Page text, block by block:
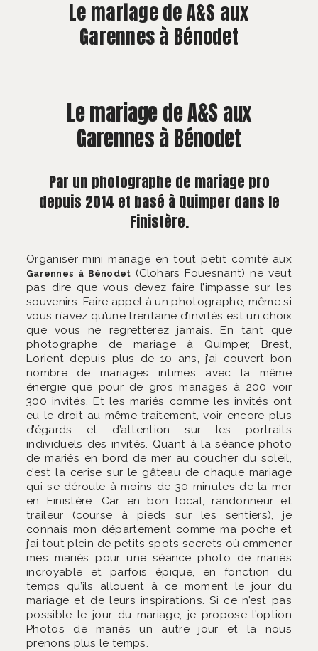
CONTACT
Le mariage de A&S aux
Garennes à Bénodet
Le mariage de A&S aux
Garennes à Bénodet
Par un photographe de mariage pro
depuis 2014 et basé à Quimper dans le
Finistère.
Organiser mini mariage en tout petit comité aux
Garennes à Bénodet (Clohars Fouesnant) ne veut
pas dire que vous devez faire l’impasse sur les
souvenirs. Faire appel à un photographe, même si
vous n’avez qu’une trentaine d’invités est un choix
que vous ne regretterez jamais. En tant que
photographe de mariage à Quimper, Brest,
Lorient depuis plus de 10 ans, j’ai couvert bon
nombre de mariages intimes avec la même
énergie que pour de gros mariages à 200 voir
300 invités. Et les mariés comme les invités ont
eu le droit au même traitement, voir encore plus
d’égards et d’attention sur les portraits
individuels des invités. Quant à la séance photo
de mariés en bord de mer au coucher du soleil,
c’est la cerise sur le gâteau de chaque mariage
qui se déroule à moins de 30 minutes de la mer
en Finistère. Car en bon local, randonneur et
traileur (course à pieds sur les sentiers), je
connais mon département comme ma poche et
j’ai tout plein de petits spots secrets où emmener
mes mariés pour une séance photo de mariés
incroyable et parfois épique, en fonction du
temps qu’ils allouent à ce moment le jour du
mariage et de leurs inspirations. Si ce n’est pas
possible le jour du mariage, je propose l’option
Photos de mariés un autre jour et là nous
prenons plus le temps.